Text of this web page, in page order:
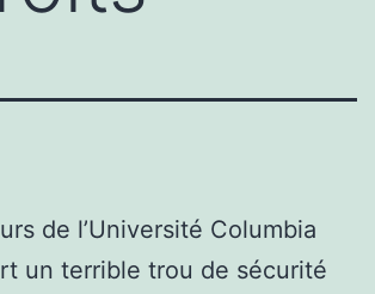
de l’Université Columbia
un terrible trou de sécurité